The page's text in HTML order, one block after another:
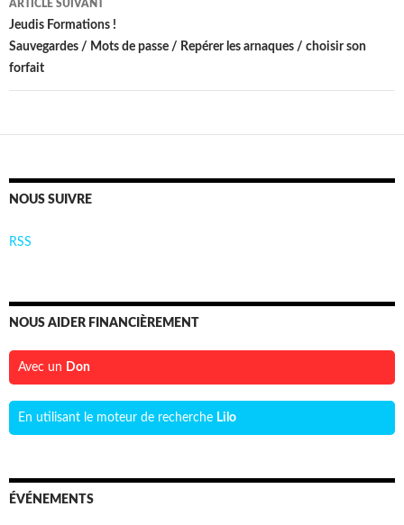
ARTICLE SUIVANT
Jeudis Formations !
Sauvegardes / Mots de passe / Repérer les arnaques / choisir son
forfait
NOUS SUIVRE
RSS
NOUS AIDER FINANCIÈREMENT
Avec un Don
En utilisant le moteur de recherche Lilo
ÉVÉNEMENTS